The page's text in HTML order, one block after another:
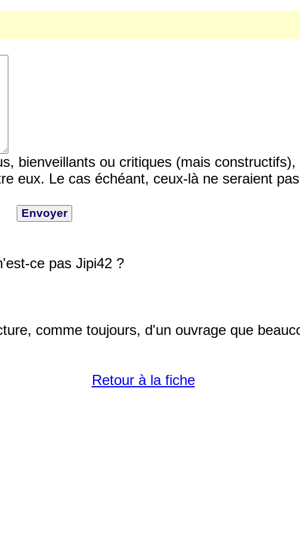
bienveillants ou critiques (mais
eux. Le cas échéant, ceux-là ne seraient
ce pas Jipi42 ?
comme toujours, d'un ouvrage que
Retour à la fiche